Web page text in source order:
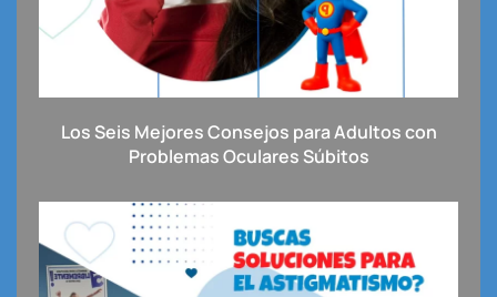
Los Seis Mejores Consejos para Adultos con
Problemas Oculares Súbitos